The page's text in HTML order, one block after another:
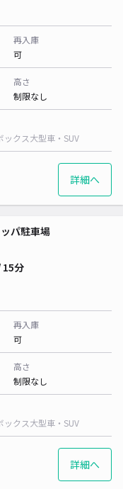
再入庫
可
高さ
制限なし
ックス大型車・SUV
詳細へ
パ駐車場
15分
再入庫
可
高さ
制限なし
ックス大型車・SUV
詳細へ